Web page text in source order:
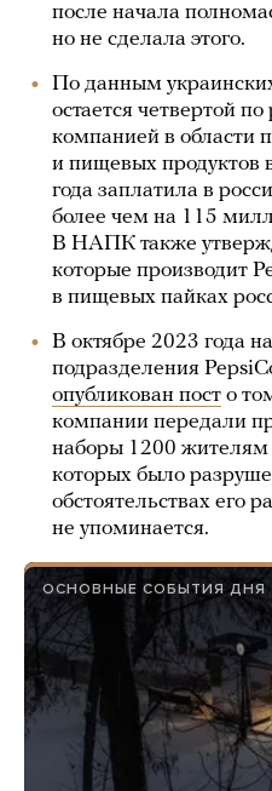
после начала
но не сделала этого.
По данным
остается четвертой
компанией в области
и пищевых продуктов
года заплатила в
более чем на 115
В НАПК также
которые производит
в пищевых пайках
В октябре 2023 года
подразделения
опубликован пост о
компании передали
наборы 1200 жителям
которых было
обстоятельствах его
не упоминается.
ОСНОВНЫЕ СОБЫТИЯ ДНЯ